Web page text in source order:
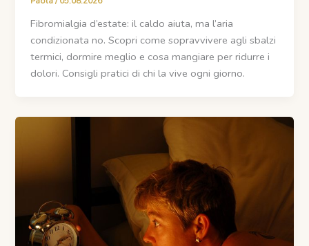
Fibromialgia d’estate: il caldo aiuta, ma l’aria
condizionata no. Scopri come sopravvivere agli sbalzi
termici, dormire meglio e cosa mangiare per ridurre i
dolori. Consigli pratici di chi la vive ogni giorno.